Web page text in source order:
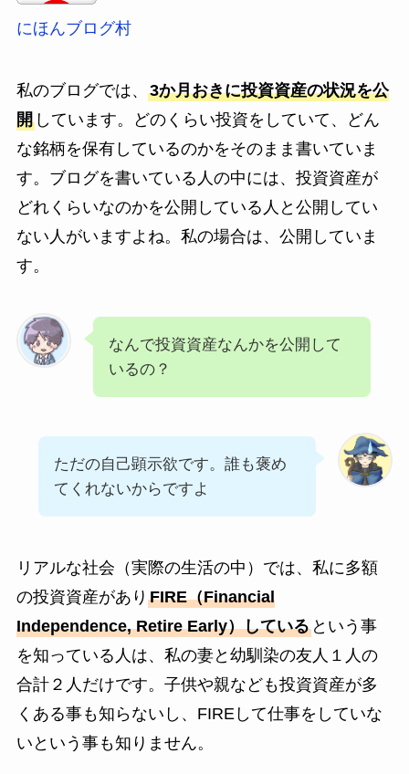
にほんブログ村
私のブログでは、 3か月おきに投資資産の状況を公
開しています。どのくらい投資をしていて、どん
な銘柄を保有しているのかをそのまま書いていま
す。ブログを書いている人の中には、投資資産が
どれくらいなのかを公開している人と公開してい
ない人がいますよね。私の場合は、公開していま
す。
なんで投資資産なんかを公開して
いるの？
ただの自己顕示欲です。誰も褒め
てくれないからですよ
リアルな社会（実際の生活の中）では、私に多額
の投資資産があり FIRE（Financial
Independence, Retire Early）しているという事
を知っている人は、私の妻と幼馴染の友人１人の
合計２人だけです。子供や親なども投資資産が多
くある事も知らないし、FIREして仕事をしていな
いという事も知りません。